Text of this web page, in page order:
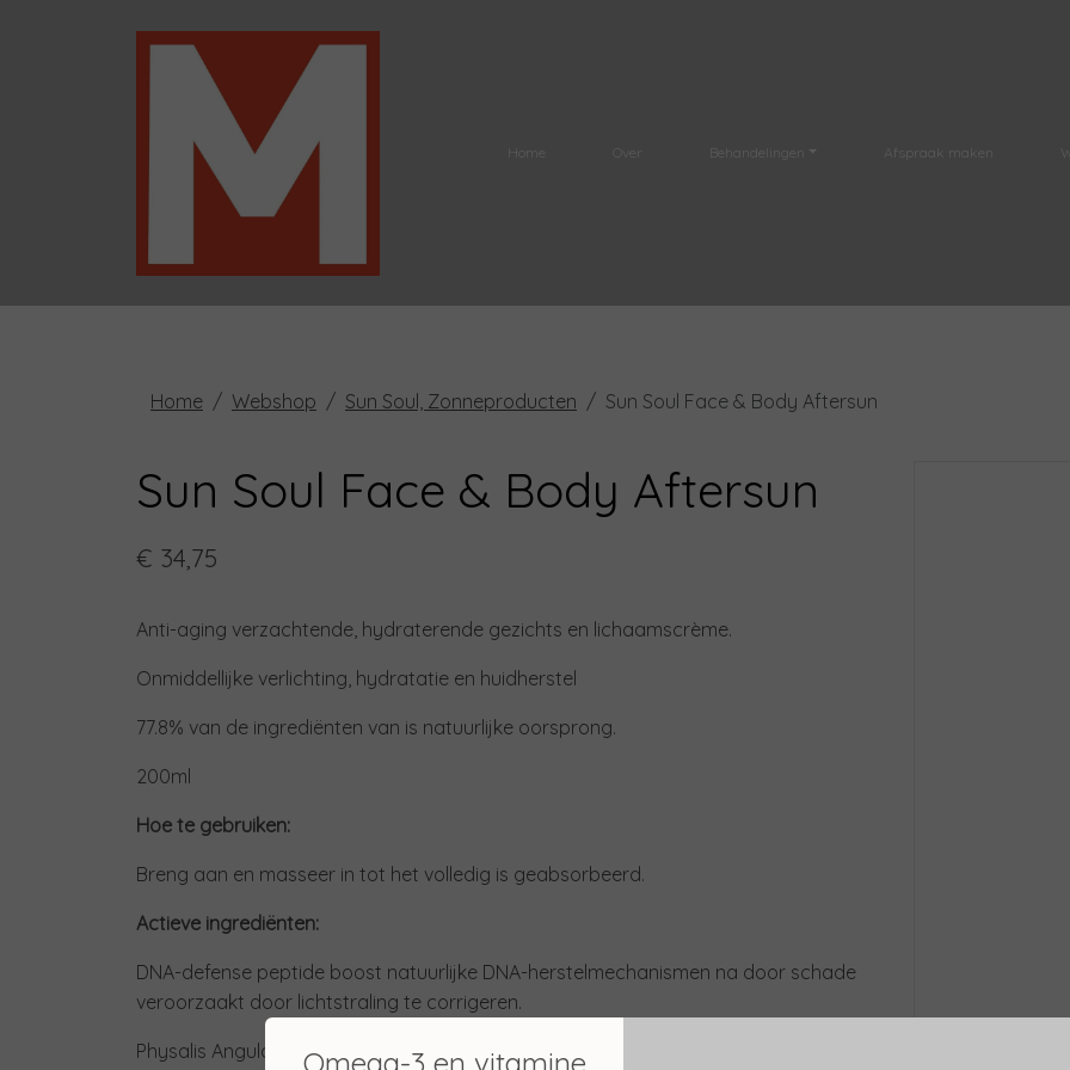
Home Over Behandelingen Afspraak maken
Home Webshop Sun Soul, Zonneproducten Sun Soul Face & Body Aftersun
Sun Soul Face & Body Aftersun
€ 34,75
Anti-aging verzachtende, hydraterende gezichts en lichaamscrème.
Onmiddellijke verlichting, hydratatie en huidherstel
77.8% van de ingrediënten van is natuurlijke oorsprong.
200ml
Hoe te gebruiken:
Breng aan en masseer in tot het volledig is geabsorbeerd.
Actieve ingrediënten:
DNA-defense peptide boost natuurlijke DNA-herstelmechanismen na door schade
veroorzaakt door lichtstraling te corrigeren.
Physalis Angulata extract heeft een verzachtende cortison-achtige" werking, die
Omega-3 en vitamine